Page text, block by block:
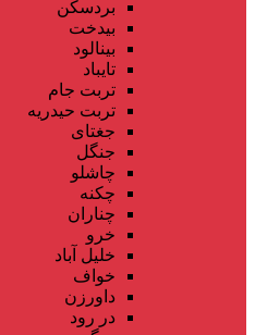
بردسکن
بیدخت
بینالود
تایباد
تربت جام
تربت حیدریه
جغتای
جنگل
چاشلو
چکنه
چناران
خرو
خلیل آباد
خواف
داورزن
در رود